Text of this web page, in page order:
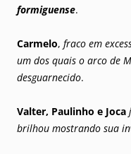
formiguense.
Carmelo, fraco em
um dos quais o arco de
desguarnecido.
Valter, Paulinho e Joca
brilhou mostrando sua